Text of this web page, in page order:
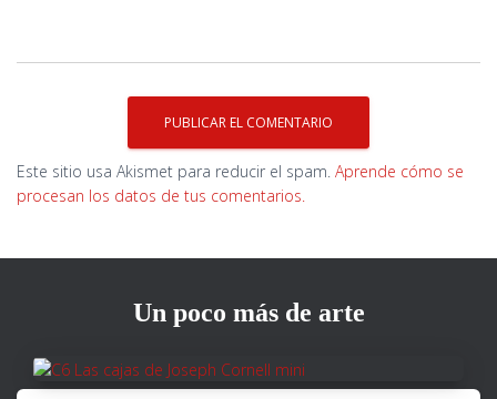
Este sitio usa Akismet para reducir el spam. Aprende cómo se
procesan los datos de tus comentarios.
Un poco más de arte